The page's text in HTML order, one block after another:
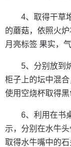
4、取得干草
的蘑菇，依照火
月亮标签 果实，
5、分别放到
柜子上的坛中混合
使用空烧杯取得黑
6、利用在书
示，分别在水牛
取得水牛嘴中的石